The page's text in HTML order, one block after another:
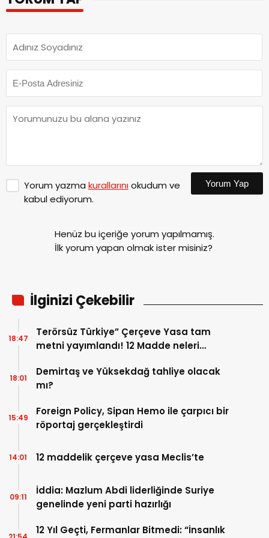
Yorum yazma kurallarınıokudum ve
kabul ediyorum.
Yorum Yap
Henüz bu içeriğe yorum yapılmamış.
İlk yorum yapan olmak ister misiniz?
İlginizi Çekebilir
Terörsüz Türkiye” Çerçeve Yasa tam
metni yayımlandı! 12 Madde neleri
18:47
Demirtaş ve Yüksekdağ tahliye olacak
mı?
18:01
Foreign Policy, Sipan Hemo ile çarpıcı bir
röportaj gerçekleştirdi
15:49
12 maddelik çerçeve yasa Meclis’te
14:01
İddia: Mazlum Abdi liderliğinde Suriye
genelinde yeni parti hazırlığı
09:11
12 Yıl Geçti, Fermanlar Bitmedi: “İnsanlık